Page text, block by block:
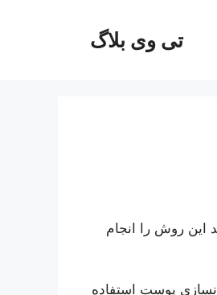
تی وی بلاگ
این روش را انجام
پوست استفاده